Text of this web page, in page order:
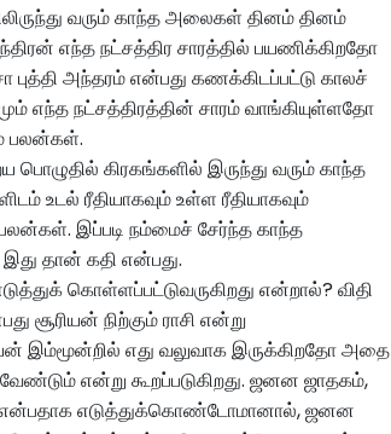
வரும் காந்த அலைகள் தினம் தினம்
எந்த நட்சத்திர சாரத்தில் பயணிக்கிறதோ
அந்தரம் என்பது கணக்கிடப்பட்டு காலச்
எந்த நட்சத்திரத்தின் சாரம் வாங்கியுள்ளதோ
பலன்கள்.
கிரகங்களில் இருந்து வரும் காந்த
உடல் ரீதியாகவும் உள்ள ரீதியாகவும்
இப்படி நம்மைச் சேர்ந்த காந்த
தான் கதி என்பது.
கொள்ளப்பட்டுவருகிறது என்றால்? விதி
சூரியன் நிற்கும் ராசி என்று
இம்மூன்றில் எது வலுவாக இருக்கிறதோ அதை
என்று கூறப்படுகிறது. ஜனன ஜாதகம்,
என்பதாக எடுத்துக்கொண்டோமானால், ஜனன